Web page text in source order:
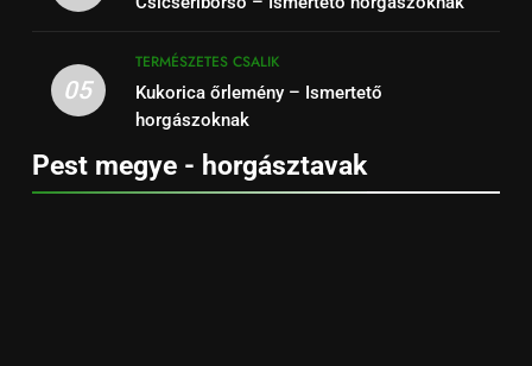
05
TERMÉSZETES CSALIK
Kukorica őrlemény – Ismertető
horgászoknak
Pest megye - horgásztavak